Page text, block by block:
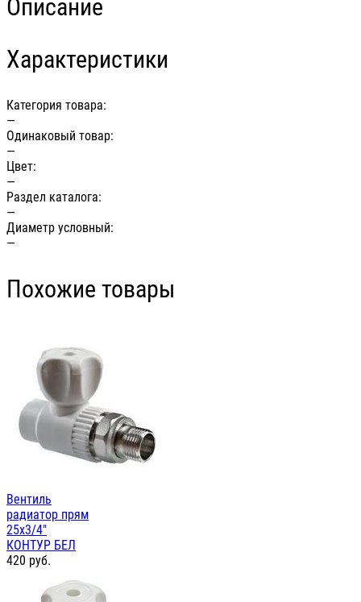
Описание
Характеристики
Категория товара:
—
Одинаковый товар:
—
Цвет:
—
Раздел каталога:
—
Диаметр условный:
—
Похожие товары
Вентиль
радиатор прям
25х3/4"
КОНТУР БЕЛ
420 руб.